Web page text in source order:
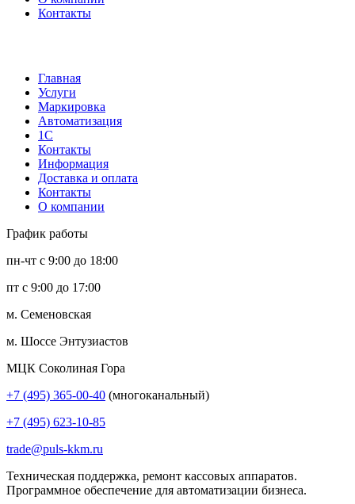
Контакты
Главная
Услуги
Маркировка
Автоматизация
1С
Контакты
Информация
Доставка и оплата
Контакты
О компании
График работы
пн-чт с 9:00 до 18:00
пт с 9:00 до 17:00
м. Семеновская
м. Шоссе Энтузиастов
МЦК Соколиная Гора
+7 (495) 365-00-40 (многоканальный)
+7 (495) 623-10-85
trade@puls-kkm.ru
Техническая поддержка, ремонт кассовых аппаратов.
Программное обеспечение для автоматизации бизнеса.